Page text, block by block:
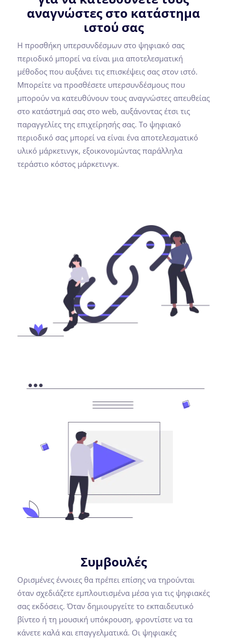
αναγνώστες στο κατάστημα
ιστού σας
Η προσθήκη υπερσυνδέσμων στο ψηφιακό σας
περιοδικό μπορεί να είναι μια αποτελεσματική
μέθοδος που αυξάνει τις επισκέψεις σας στον ιστό.
Μπορείτε να προσθέσετε υπερσυνδέσμους που
μπορούν να κατευθύνουν τους αναγνώστες απευθείας
στο κατάστημά σας στο web, αυξάνοντας έτσι τις
παραγγελίες της επιχείρησής σας. Το ψηφιακό
περιοδικό σας μπορεί να είναι ένα αποτελεσματικό
υλικό μάρκετινγκ, εξοικονομώντας παράλληλα
τεράστιο κόστος μάρκετινγκ.
Συμβουλές
Ορισμένες έννοιες θα πρέπει επίσης να τηρούνται
όταν σχεδιάζετε εμπλουτισμένα μέσα για τις ψηφιακές
σας εκδόσεις. Όταν δημιουργείτε το εκπαιδευτικό
βίντεο ή τη μουσική υπόκρουση, φροντίστε να τα
κάνετε καλά και επαγγελματικά. Οι ψηφιακές